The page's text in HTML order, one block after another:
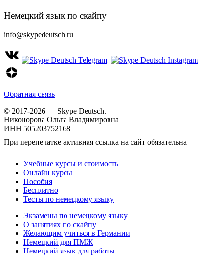
Немецкий язык по скайпу
info@skypedeutsch.ru
Обратная связь
© 2017-2026 — Skype Deutsch.
Никонорова Ольга Владимировна
ИНН 505203752168
При перепечатке активная ссылка на сайт обязательна
Учебные курсы и стоимость
Онлайн курсы
Пособия
Бесплатно
Тесты по немецкому языку
Экзамены по немецкому языку
О занятиях по скайпу
Желающим учиться в Германии
Немецкий для ПМЖ
Немецкий язык для работы